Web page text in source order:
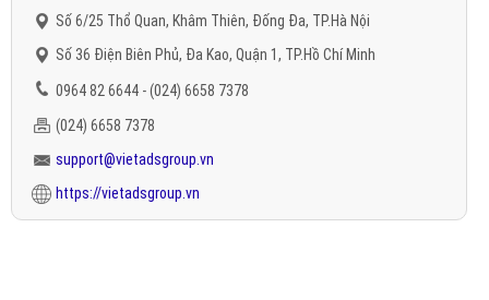
Số 6/25 Thổ Quan, Khâm Thiên, Đống Đa, TP.Hà Nội
Số 36 Điện Biên Phủ, Đa Kao, Quận 1, TP.Hồ Chí Minh
0964 82 6644 - (024) 6658 7378
(024) 6658 7378
support@vietadsgroup.vn
https://vietadsgroup.vn